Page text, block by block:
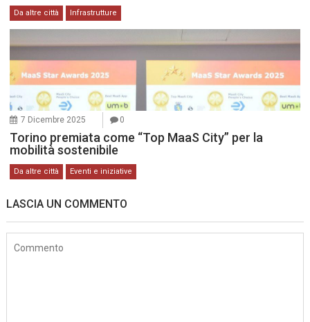
Da altre città Infrastrutture
7 Dicembre 2025 0
Torino premiata come “Top MaaS City” per la
mobilità sostenibile
Da altre città Eventi e iniziative
LASCIA UN COMMENTO